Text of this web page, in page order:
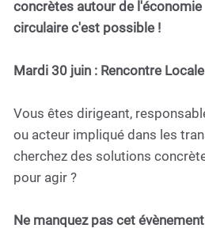
concrètes autour de l'économie
circulaire c'est possible !
Mardi 30 juin : Rencontre
Vous êtes dirigeant,
ou acteur impliqué dans les
cherchez des solutions
pour agir ?
Ne manquez pas cet